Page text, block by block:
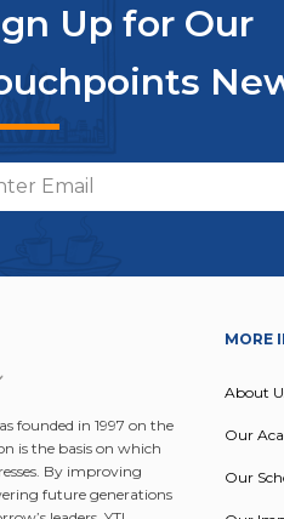
Up for Our
founded in 1997 on the
is the basis on which
By improving
future generations
MORE
About
Our
Our